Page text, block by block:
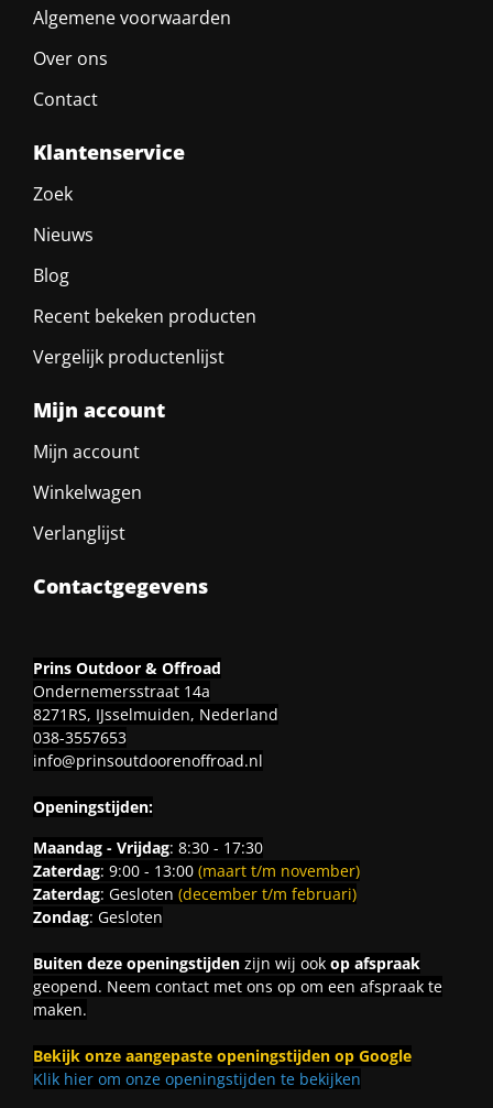
Algemene voorwaarden
Over ons
Contact
Klantenservice
Zoek
Nieuws
Blog
Recent bekeken producten
Vergelijk productenlijst
Mijn account
Mijn account
Winkelwagen
Verlanglijst
Contactgegevens
Prins Outdoor & Offroad
Ondernemersstraat 14a
8271RS, IJsselmuiden, Nederland
038-3557653
info@prinsoutdoorenoffroad.nl
Openingstijden:
Maandag - Vrijdag: 8:30 - 17:30
Zaterdag: 9:00 - 13:00 (maart t/m november)
Zaterdag: Gesloten (december t/m februari)
Zondag: Gesloten
Buiten deze openingstijdenzijn wij ook op afspraak
geopend. Neem contact met ons op om een afspraak te
maken.
Bekijk onze aangepaste openingstijden op Google
Klik hier om onze openingstijden te bekijken